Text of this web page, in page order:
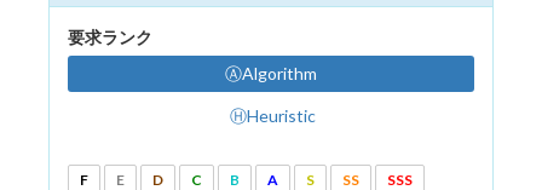
要求ランク
ⒶAlgorithm
ⒽHeuristic
F E D C B A S SS SSS